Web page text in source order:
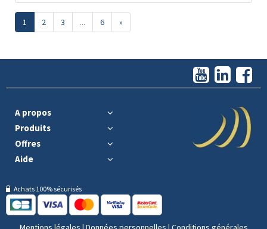
1 2 3 ... 6 »
A propos
Produits
Offres
Aide
Achats 100% sécurisés